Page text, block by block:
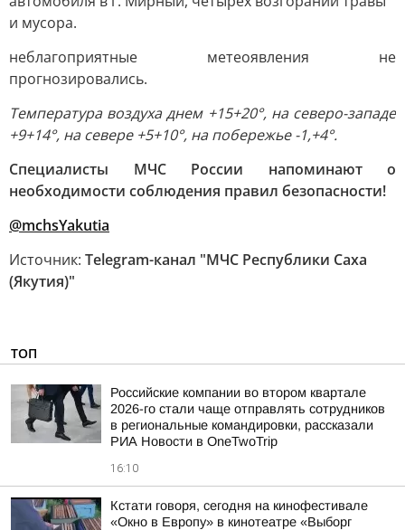
и мусора.
неблагоприятные метеоявления не
прогнозировались.
Температура воздуха днем +15+20°, на северо-западе
+9+14°, на севере +5+10°, на побережье -1,+4°.
Специалисты МЧС России напоминают о
необходимости соблюдения правил безопасности!
@mchsYakutia
Источник: Telegram-канал "МЧС Республики Саха
(Якутия)"
ТОП
Российские компании во втором квартале
2026-го стали чаще отправлять сотрудников
в региональные командировки, рассказали
РИА Новости в OneTwoTrip
16:10
Кстати говоря, сегодня на кинофестивале
«Окно в Европу» в кинотеатре «Выборг